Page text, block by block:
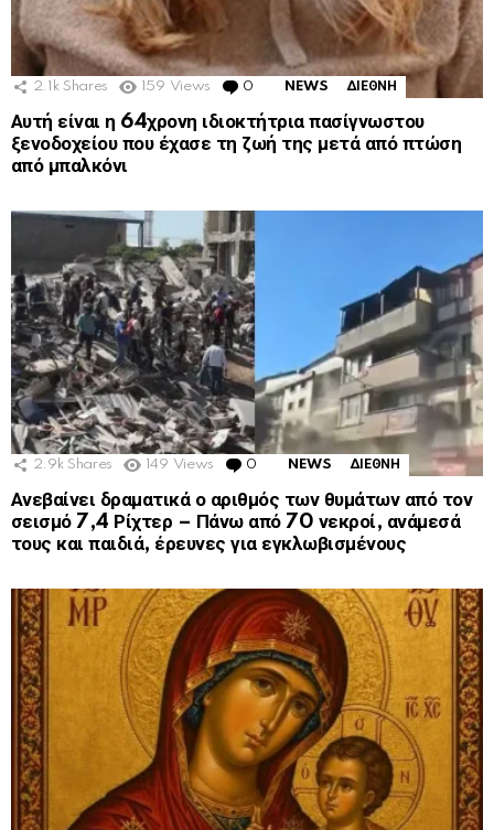
2.1k Shares 159 Views 0 Comments
NEWS ΔΙΕΘΝΗ
Αυτή είναι η 64χρονη ιδιοκτήτρια πασίγνωστου
ξενοδοχείου που έχασε τη ζωή της μετά από πτώση
από μπαλκόνι
2.9k Shares 149 Views 0 Comments
NEWS ΔΙΕΘΝΗ
Ανεβαίνει δραματικά ο αριθμός των θυμάτων από τον
σεισμό 7,4 Ρίχτερ – Πάνω από 70 νεκροί, ανάμεσά
τους και παιδιά, έρευνες για εγκλωβισμένους